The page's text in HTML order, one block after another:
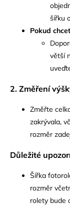
šířku
Pokud
větší
2. Změření
Změřte
zakrývala,
rozměr
Důležité
Šířka
rozměr
rolety bude